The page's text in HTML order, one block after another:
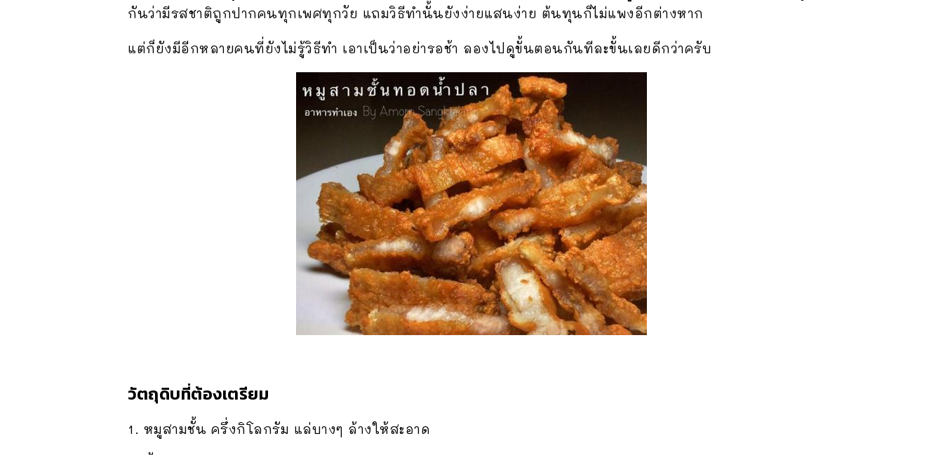
กันว่ามีรสชาติถูกปากคนทุกเพศทุกวัย แถมวิธีทำนั้นยังง่ายแสนง่าย ต้นทุนก็ไม่แพงอีกต่างหาก
แต่ก็ยังมีอีกหลายคนที่ยังไม่รู้วิธีทำ เอาเป็นว่าอย่ารอช้า ลองไปดูขั้นตอนกันทีละขั้นเลยดีกว่าครับ
วัตถุดิบที่ต้องเตรียม
1. หมูสามชั้น ครึ่งกิโลกรัม แล่บางๆ ล้างให้สะอาด